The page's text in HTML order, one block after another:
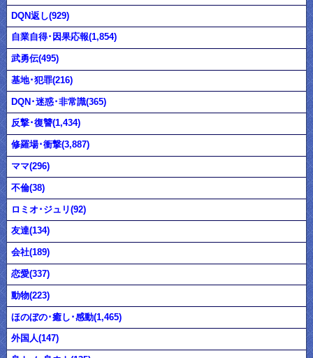
DQN返し(929)
自業自得･因果応報(1,854)
武勇伝(495)
基地･犯罪(216)
DQN･迷惑･非常識(365)
反撃･復讐(1,434)
修羅場･衝撃(3,887)
ママ(296)
不倫(38)
ロミオ･ジュリ(92)
友達(134)
会社(189)
恋愛(337)
動物(223)
ほのぼの･癒し･感動(1,465)
外国人(147)